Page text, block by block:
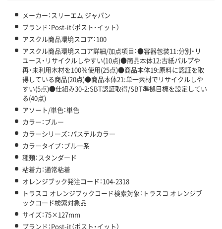
メーカー：スリーエム ジャパン
ブランド：Post-it（ポスト・イット）
アスクル商品環境スコア：100
アスクル商品環境スコア詳細/加点項目：●容器包装11:分別・リ
ユース・リサイクルしやすい(10点)●商品本体12:古紙パルプや
再・未利用木材を100％使用(25点)●商品本体19:原料に認証を取
得している商品(20点)●商品本体21:単一素材でリサイクルしや
すい(5点)●仕組み30-2:SBT認証取得/SBT準拠目標を設定してい
る(40点)
アソート/単色：単色
カラー：ブルー
カラーシリーズ：パステルカラー
カラータイプ：ブルー系
種類：スタンダード
粘着力：通常粘着
オレンジブック発注コード：104-2318
トラスコ オレンジブックコード検索対象：トラスコ オレンジブ
ックコード検索対象品
サイズ：75×127mm
ブランド：Post-it（ポスト・イット）